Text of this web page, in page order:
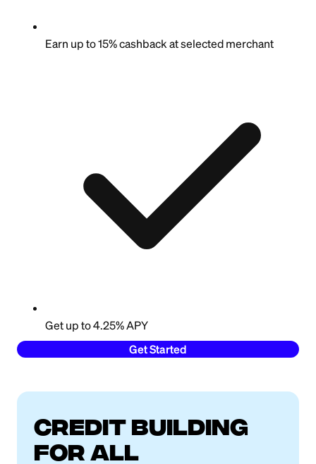
Earn up to 15% cashback at selected merchant
Get up to 4.25% APY
Get Started
Credit building
for all